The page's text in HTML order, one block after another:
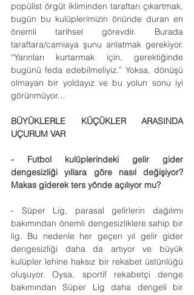
popülist örgüt ikliminden taraftarı çıkartmak,
bugün bu kulüplerimizin önünde duran en
önemli tarihsel görevdir. Burada
taraftara/camiaya şunu anlatmak gerekiyor.
“Yarınları kurtarmak için, gerektiğinde
bugünü feda edebilmeliyiz.” Yoksa, dönüşü
olmayan bir yoldayız ve bu yolun sonu iyi
görünmüyor…
BÜYÜKLERLE KÜÇÜKLER ARASINDA
UÇURUM VAR
- Futbol kulüplerindeki gelir gider
dengesizliği yıllara göre nasıl değişiyor?
Makas giderek ters yönde açılıyor mu?
- Süper Lig, parasal gelirlerin dağılımı
bakımından önemli dengesizliklere sahip bir
lig. Bu nedenle her geçen yıl gelir gider
dengesizliği daha da artıyor ve büyük
kulüpler lehine haksız bir rekabet üstünlüğü
oluşuyor. Oysa, sportif rekabetçi denge
bakımından Süper Lig daha dengeli bir